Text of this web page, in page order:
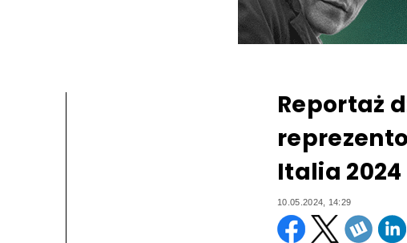
Reportaż
Italia 2024
10.05.2024, 14:29